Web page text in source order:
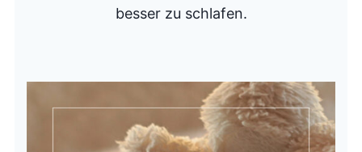
besser zu schlafen.